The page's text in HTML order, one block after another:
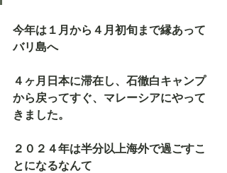
今年は１月から４月初旬まで縁あって
バリ島へ
４ヶ月日本に滞在し、石徹白キャンプ
から戻ってすぐ、マレーシアにやって
きました。
２０２４年は半分以上海外で過ごすこ
とになるなんて